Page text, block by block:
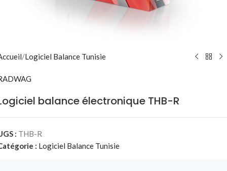
/Logiciel Balance Tunisie
balance électronique THB-R
: THB-R
: Logiciel Balance Tunisie